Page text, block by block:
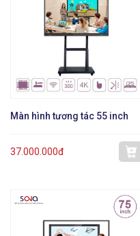
Màn hình tương tác 55 inch
37.000.000đ